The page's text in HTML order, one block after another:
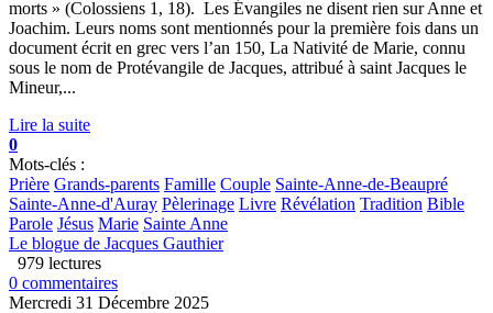
morts » (Colossiens 1, 18). Les Évangiles ne disent rien sur Anne et
Joachim. Leurs noms sont mentionnés pour la première fois dans un
document écrit en grec vers l’an 150, La Nativité de Marie, connu
sous le nom de Protévangile de Jacques, attribué à saint Jacques le
Mineur,...
Lire la suite
0
Mots-clés :
Prière Grands-parents Famille Couple Sainte-Anne-de-Beaupré
Sainte-Anne-d'Auray Pèlerinage Livre Révélation Tradition Bible
Parole Jésus Marie Sainte Anne
Le blogue de Jacques Gauthier
979 lectures
0 commentaires
Mercredi 31 Décembre 2025